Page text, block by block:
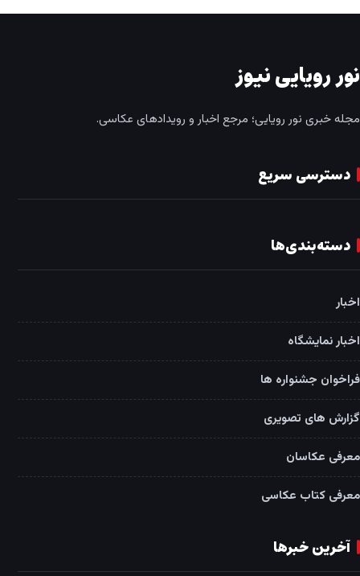
نور رویایی نیوز
مجله خبری نور رویایی؛ مرجع اخبار و رویدادهای عکاسی.
دسترسی سریع
دسته‌بندی‌ها
اخبار
اخبار نمایشگاه
فراخوان جشنواره ها
گزارش های تصویری
معرفی عکاسان
معرفی کتاب عکاسی
آخرین خبرها